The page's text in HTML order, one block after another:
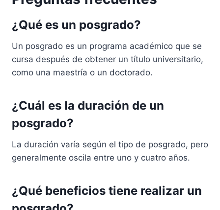
¿Qué es un posgrado?
Un posgrado es un programa académico que se
cursa después de obtener un título universitario,
como una maestría o un doctorado.
¿Cuál es la duración de un
posgrado?
La duración varía según el tipo de posgrado, pero
generalmente oscila entre uno y cuatro años.
¿Qué beneficios tiene realizar un